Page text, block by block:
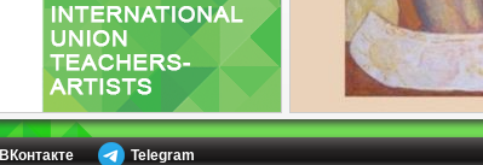
ВКонтакте Telegram